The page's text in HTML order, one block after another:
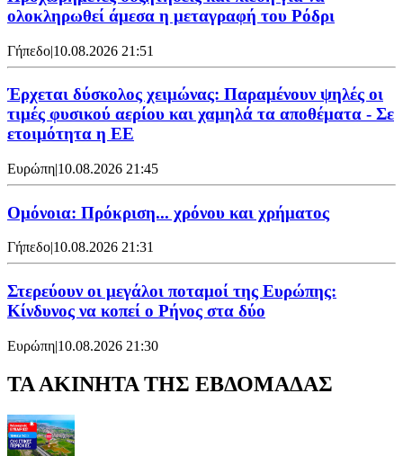
ολοκληρωθεί άμεσα η μεταγραφή του Ρόδρι
Γήπεδο|10.08.2026 21:51
Έρχεται δύσκολος χειμώνας: Παραμένουν ψηλές οι
τιμές φυσικού αερίου και χαμηλά τα αποθέματα - Σε
ετοιμότητα η ΕΕ
Ευρώπη|10.08.2026 21:45
Ομόνοια: Πρόκριση... χρόνου και χρήματος
Γήπεδο|10.08.2026 21:31
Στερεύουν οι μεγάλοι ποταμοί της Ευρώπης:
Κίνδυνος να κοπεί ο Ρήνος στα δύο
Ευρώπη|10.08.2026 21:30
ΤΑ ΑΚΙΝΗΤΑ ΤΗΣ ΕΒΔΟΜΑΔΑΣ